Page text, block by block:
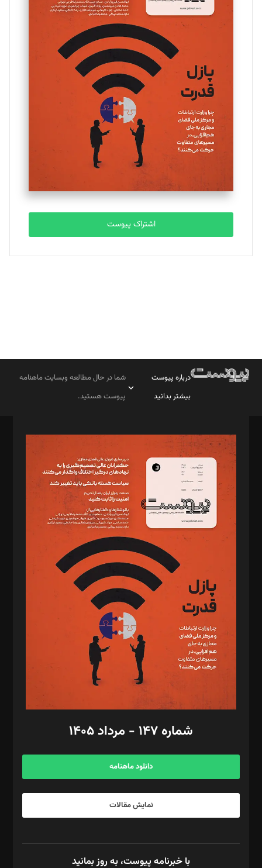
مینا پاکدل
یسنا امان‌پور
تحریریه
ملینا جعفری
تحریریه
مصطفی مسجدی آرانی
تحریریه
بابک نقاش
تحریریه
اشتراک پیوست
درباره پیوست
بیشتر بدانید
شما در حال مطالعه وبسایت ماهنامه
پیوست هستید.
مدیر مسئول: محمدباقر اثنی‌عشری
سردبیر: مهرک محمودی
دبیر تحریریه: میثم قاسمی
د‌بیر ناداستان: سمانه سمیع
د‌بیر خدمت و تجارت: ابوالفضل رجبی
د‌بیر حقوق فناوری: حسام‌الدین ایپکچی
د‌بیر پیوست جهان: مینا پاکدل
د‌بیر تحریریه آنلاین: بابک نقاش
تحریریه‌: مجتبی محمود‌ی، آرش برهمند، یسنا امان‌پور، سروش کرمیان،
مصطفی مسجدی آرانی، ابوالفضل رجبی، زهرا فکرانه، فائزه فتحی
رستمی،مصطفی باستان
ویرایش: نگار استاد‌‌آقا
طراح یونیفرم: مجید توکلی
فیلمبرداری و عکاسی: امیر شفیعی، مانی لطفی زاده
گرافیک و صفحه‌آرایی: سید‌سبحان‌علی ثابت
مد‌یر توسعه تجاری: کامبیز برید‌
امور مالی: شاپور رهبری، محمد‌ کاظمی‌نیا
آگهی و مشترکین: ۰۹۱۹۹۹۹۰۴۵۴
شماره ۱۴۷ - مرداد ۱۴۰۵
دانلود ماهنامه
نمایش مقالات
با خبرنامه پیوست، به روز بمانید